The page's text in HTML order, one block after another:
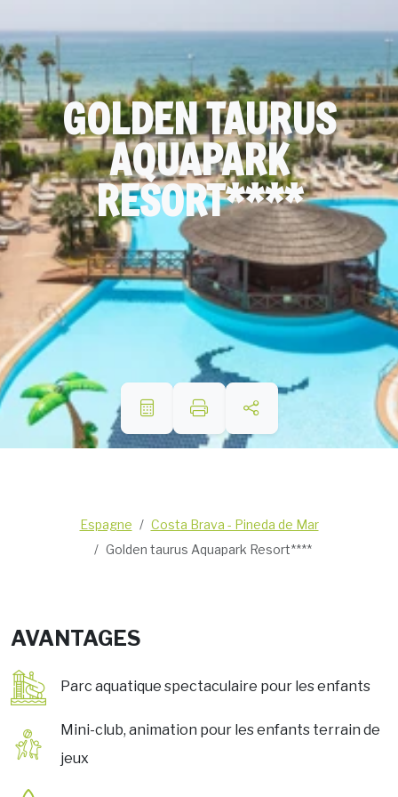
GOLDEN TAURUS
AQUAPARK
RESORT****
Espagne
Costa Brava - Pineda de Mar
Golden taurus Aquapark Resort****
AVANTAGES
Parc aquatique spectaculaire pour les enfants
Mini-club, animation pour les enfants terrain de
jeux